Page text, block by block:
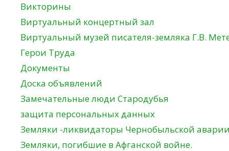
Викторины
Виртуальный концертный зал
Виртуальный музей писателя-земляка Г.В.
Герои Труда
Документы
Доска объявлений
Замечательные люди Стародубья
защита персональных данных
Земляки -ликвидаторы Чернобыльской аварии
Земляки, погибшие в Афганской войне.